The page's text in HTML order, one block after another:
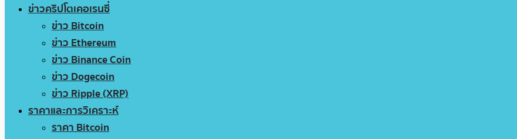
ข่าวคริปโตเคอเรนซี่
ข่าว Bitcoin
ข่าว Ethereum
ข่าว Binance Coin
ข่าว Dogecoin
ข่าว Ripple (XRP)
ราคาและการวิเคราะห์
ราคา Bitcoin